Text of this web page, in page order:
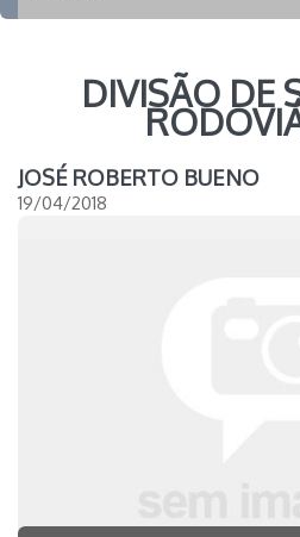
DIVISÃO DE
JOSÉ ROBERTO BUENO
19/04/2018